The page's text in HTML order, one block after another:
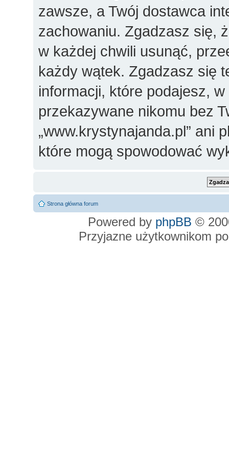
zawsze, a Twój dostawca
zachowaniu. Zgadzasz się,
w każdej chwili usunąć,
każdy wątek. Zgadzasz się
informacji, które podajesz,
przekazywane nikomu bez
„www.krystynajanda.pl” ani
które mogą spowodować
Strona główna forum
Powered by phpBB ©
Przyjazne użytkownikom